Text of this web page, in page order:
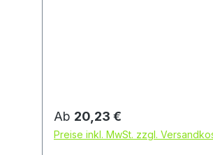
Regulärer Preis:
Ab 20,23 €
Preise inkl. MwSt. zzgl.